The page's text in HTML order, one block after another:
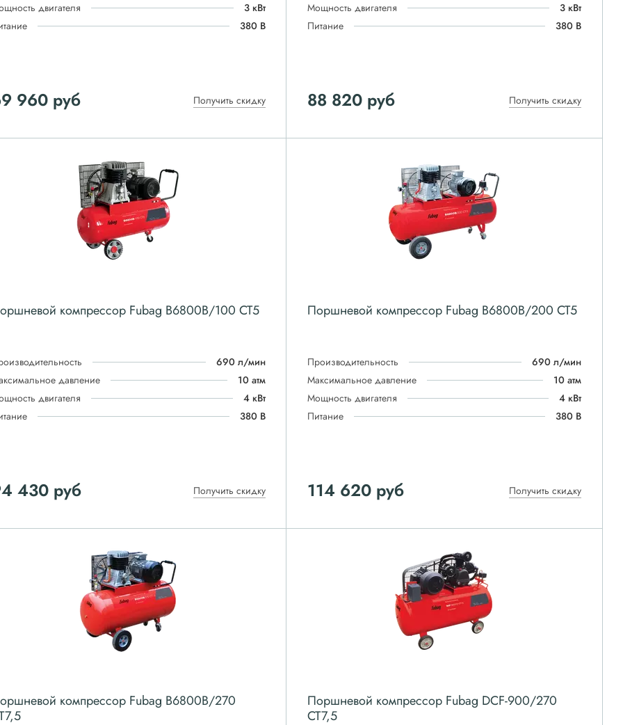
двигателя
3 кВт
380 В
960 руб Получить скидку
Мощность двигателя
3 кВт
Питание
380 В
88 820руб Получить скидку
компрессор Fubag B6800B/100 СТ5
690 л/мин
давление
10 атм
двигателя
4 кВт
380 В
430 руб Получить скидку
Поршневой компрессор Fubag B6800B/200 СТ5
Производительность
690 л/мин
Максимальное давление
10 атм
Мощность двигателя
4 кВт
Питание
380 В
114 620руб Получить скидку
компрессор Fubag B6800B/270
Поршневой компрессор Fubag DCF-900/270
CT7,5